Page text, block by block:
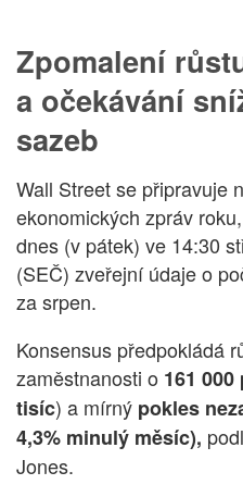
Zpomalení
a očekávání
sazeb
Wall Street se připravuje
ekonomických zpráv
dnes (v pátek) ve 14:30
(SEČ) zveřejní údaje o
za srpen.
Konsensus předpokládá
zaměstnanosti o 161
tisíc) a mírný pokles
4,3% minulý měsíc),
Jones.